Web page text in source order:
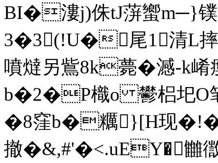
BI�漊j)侏tJ蓱蠁m─}镤
3�3(!U�尾1清L
噴燵另鴜8k薨�澸-k
b�2�P樴o 鬰梠圯O笔
�8窪b�糲}[H现
撤�&,#'�<.uEY�